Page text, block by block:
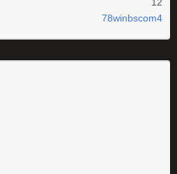
78winbscom4